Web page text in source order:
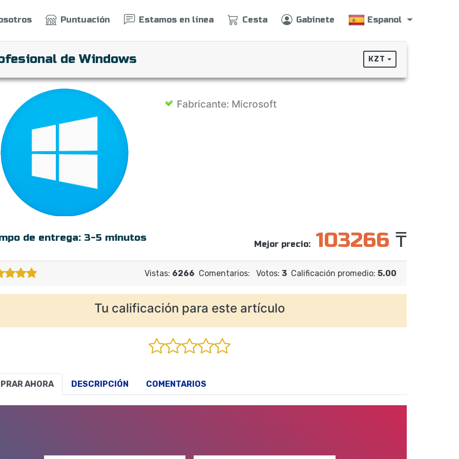
Puntuación Estamos en línea Cesta Gabinete Espanol
de Windows KZT
de entrega: 3-5 minutos
Fabricante: Microsoft
Mejor precio: 103266 ₸
Vistas: 6266 Comentarios: Votos: 3 Calificación promedio: 5.00
Tu calificación para este artículo
AHORA DESCRIPCIÓN COMENTARIOS